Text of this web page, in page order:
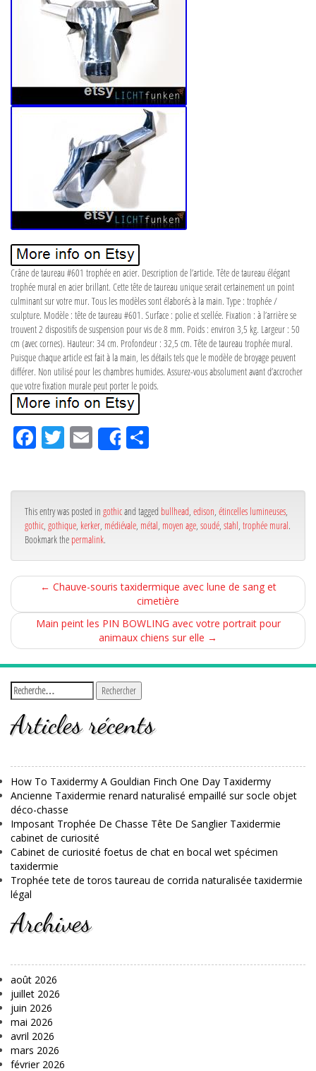
Crâne de taureau #601 trophée en acier. Description de l’article. Tête de taureau élégant
trophée mural en acier brillant. Cette tête de taureau unique serait certainement un point
culminant sur votre mur. Tous les modèles sont élaborés à la main. Type : trophée /
sculpture. Modèle : tête de taureau #601. Surface : polie et scellée. Fixation : à l’arrière se
trouvent 2 dispositifs de suspension pour vis de 8 mm. Poids : environ 3,5 kg. Largeur : 50
cm (avec cornes). Hauteur: 34 cm. Profondeur : 32,5 cm. Tête de taureau trophée mural.
Puisque chaque article est fait à la main, les détails tels que le modèle de broyage peuvent
différer. Non utilisé pour les chambres humides. Assurez-vous absolument avant d’accrocher
que votre fixation murale peut porter le poids.
Fa
ce
ok
Tw
itt
Em
ail
Share
r
This entry was posted in gothicand tagged bullhead edison étincelles lumineuses
gothic gothique kerker médiévale métal moyen age soudé stahl trophée mural.
Bookmark the permalink.
← Chauve-souris taxidermique avec lune de sang et
cimetière
Main peint les PIN BOWLING avec votre portrait pour
animaux chiens sur elle →
Articles récents
How To Taxidermy A Gouldian Finch One Day Taxidermy
Ancienne Taxidermie renard naturalisé empaillé sur socle objet
déco-chasse
Imposant Trophée De Chasse Tête De Sanglier Taxidermie
cabinet de curiosité
Cabinet de curiosité foetus de chat en bocal wet spécimen
taxidermie
Trophée tete de toros taureau de corrida naturalisée taxidermie
légal
Archives
août 2026
juillet 2026
juin 2026
mai 2026
avril 2026
mars 2026
février 2026